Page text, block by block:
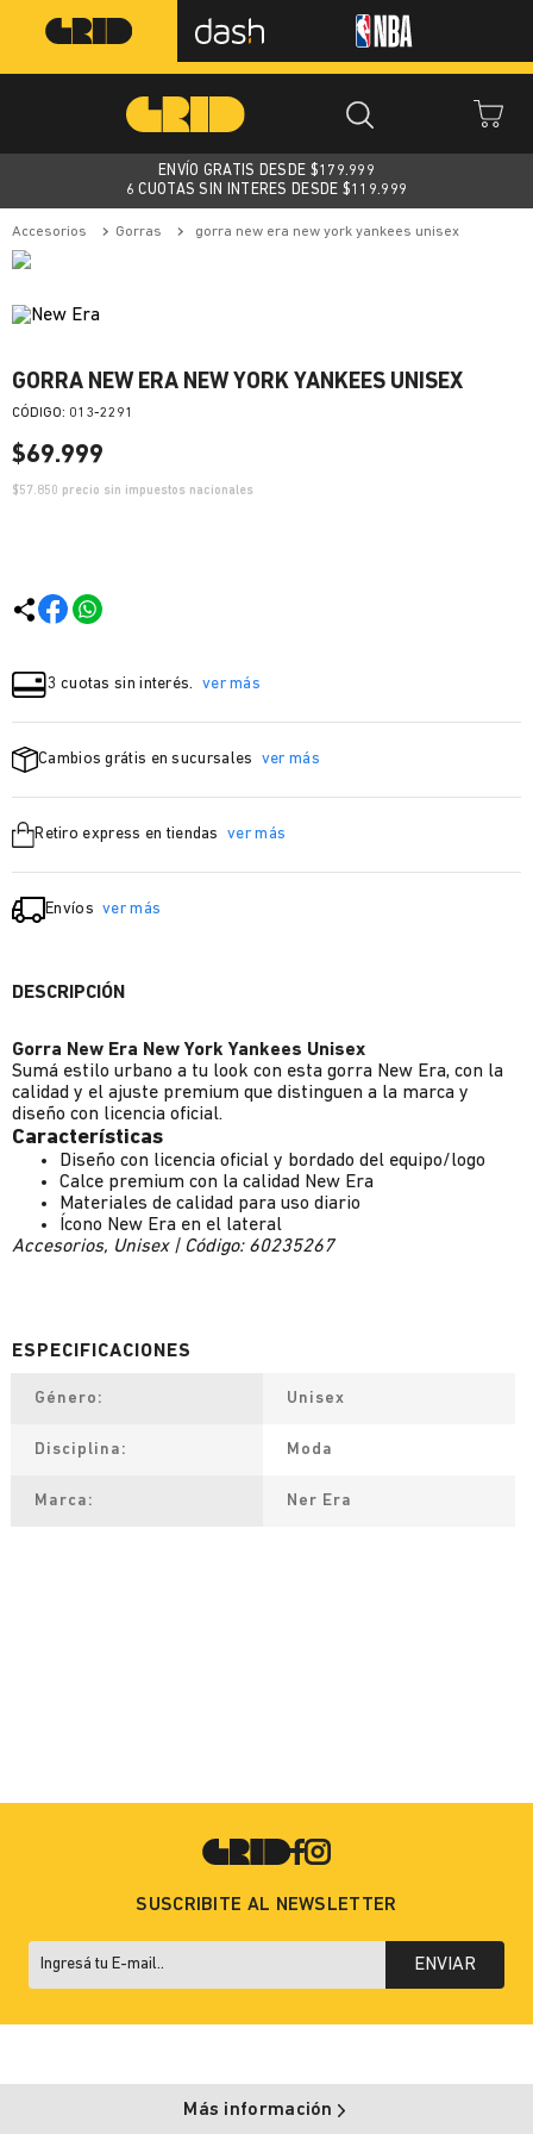
ENVÍO GRATIS DESDE $179.999
6 CUOTAS SIN INTERES DESDE $119.999
accesorios gorras gorra new era new york yankees unisex
GORRA NEW ERA NEW YORK YANKEES UNISEX
: 013-2291
$69.999
$57.850 precio sin impuestos nacionales
3 cuotas sin interés. ver más
Cambios grátis en sucursales ver más
Retiro express en tiendas ver más
Envíos ver más
DESCRIPCIÓN
Gorra New Era New York Yankees Unisex
Sumá estilo urbano a tu look con esta gorra New Era, con la
calidad y el ajuste premium que distinguen a la marca y
diseño con licencia oficial.
Características
Diseño con licencia oficial y bordado del equipo/logo
Calce premium con la calidad New Era
Materiales de calidad para uso diario
Ícono New Era en el lateral
Accesorios, Unisex | Código: 60235267
Género Unisex
Disciplina Moda
Marca Ner Era
SUSCRIBITE AL NEWSLETTER
ENVIAR
Más información